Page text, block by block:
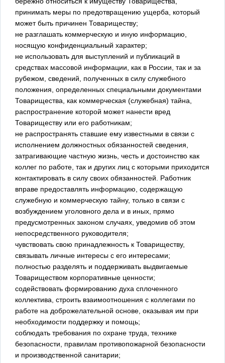
принимать меры по предотвращению ущерба, который
может быть причинен Товариществу;
не разглашать коммерческую и иную информацию,
носящую конфиденциальный характер;
не использовать для выступлений и публикаций в
средствах массовой информации, как в России, так и за
рубежом, сведений, полученных в силу служебного
положения, определенных специальными документами
Товарищества, как коммерческая (служебная) тайна,
распространение которой может нанести вред
Товариществу или его работникам;
не распространять ставшие ему известными в связи с
исполнением должностных обязанностей сведения,
затрагивающие частную жизнь, честь и достоинство как
коллег по работе, так и других лиц с которыми приходится
контактировать в силу своих обязанностей. Работник
вправе предоставлять информацию, содержащую
служебную и коммерческую тайну, только в связи с
возбуждением уголовного дела и в иных, прямо
предусмотренных законом случаях, уведомив об этом
непосредственного руководителя;
чувствовать свою принадлежность к Товариществу,
связывать личные интересы с его интересами;
полностью разделять и поддерживать выдвигаемые
Товариществом корпоративные ценности;
содействовать формированию духа сплоченного
коллектива, строить взаимоотношения с коллегами по
работе на доброжелательной основе, оказывая им при
необходимости поддержку и помощь;
соблюдать требования по охране труда, технике
безопасности, правилам противопожарной безопасности
и производственной санитарии;